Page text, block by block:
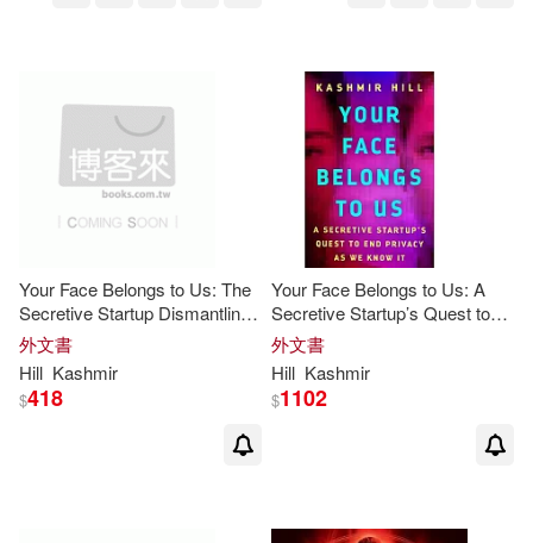
配送方式 (可複選)
可海外宅配(9)
可港澳店取(8)
Your Face Belongs to Us: The
Secretive Startup Dismantling
Your Privacy
外文書
Hill Kashmir
$418
Your Face Belongs to Us: A
Secretive Startup’s Quest to
End Privacy as We Know It
外文書
Hill Kashmir
$1102